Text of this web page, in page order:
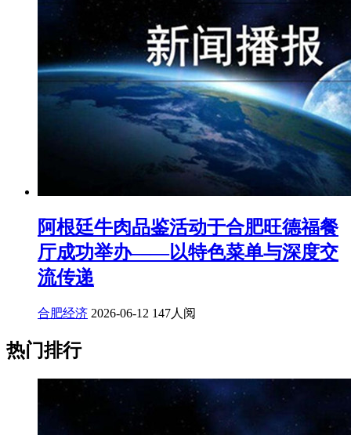
阿根廷牛肉品鉴活动于合肥旺德福餐
厅成功举办——以特色菜单与深度交
流传递
合肥经济 2026-06-12 147人阅
热门排行